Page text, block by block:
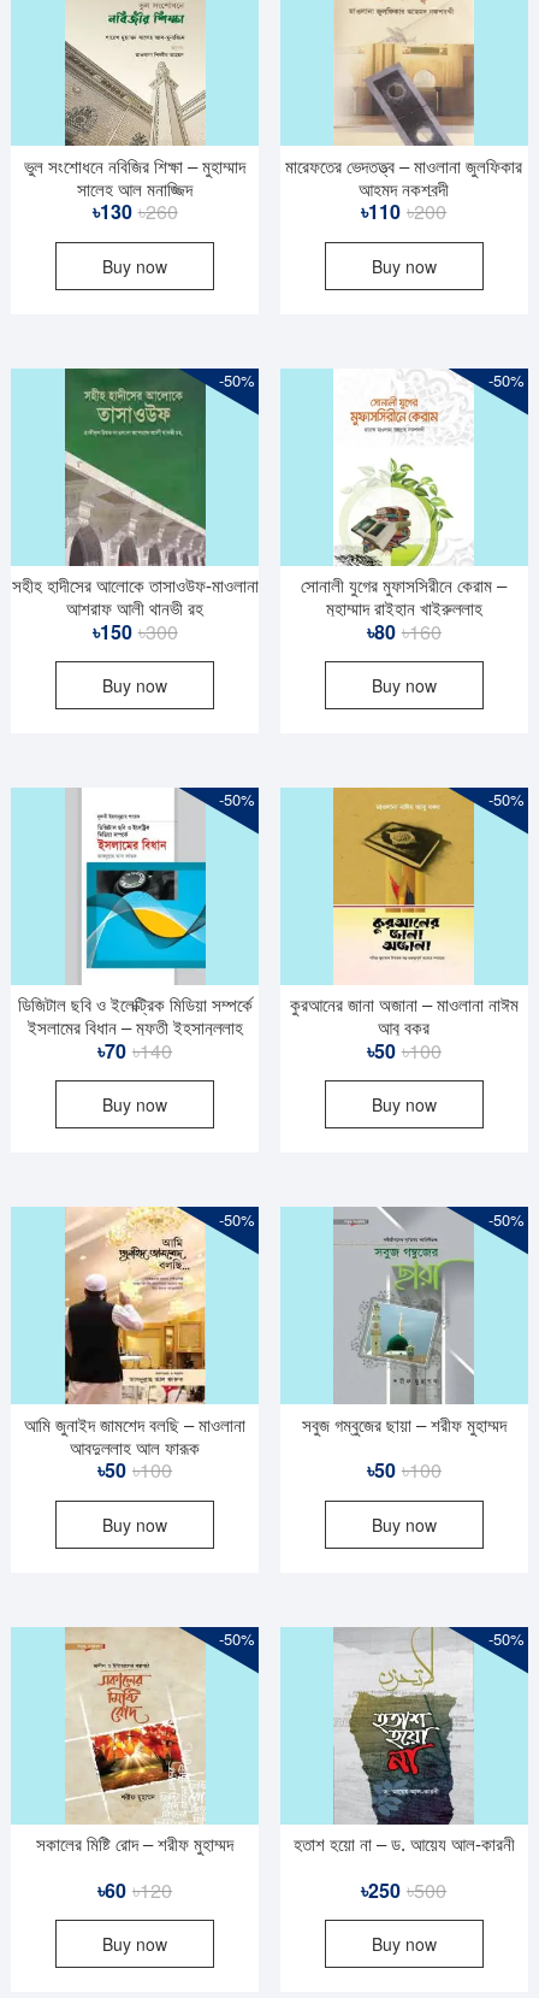
ভুল সংশোধনে নবিজির শিক্ষা – মুহাম্মাদ
সালেহ আল মুনাজ্জিদ
৳260Original
price
৳260.
৳130
Current
price
৳130.
Buy now
মারেফতের ভেদতত্ত্ব – মাওলানা জুলফিকার
আহমদ নকশবন্দী
৳200Original
price
৳200.
৳110
Current
price
৳110.
Buy now
-50%
সহীহ হাদীসের আলোকে তাসাওউফ-মাওলানা
আশরাফ আলী থানভী রহ
৳300Original
price
৳300.
৳150
Current
price
৳150.
Buy now
-50%
সোনালী যুগের মুফাসসিরীনে কেরাম –
মুহাম্মাদ রাইহান খাইরুল্লাহ
৳160Original
price
৳160.
৳80
Current
price
৳80.
Buy now
-50%
ডিজিটাল ছবি ও ইলেক্ট্রিক মিডিয়া সম্পর্কে
ইসলামের বিধান – মুফতী ইহসানুল্লাহ
শায়েক
৳140Original
price
৳140.
৳70
Current
price
৳70.
Buy now
-50%
কুরআনের জানা অজানা – মাওলানা নাঈম
আবু বকর
৳100Original
price
৳100.
৳50
Current
price
৳50.
Buy now
-50%
আমি জুনাইদ জামশেদ বলছি – মাওলানা
আবদুল্লাহ আল ফারূক
৳100Original
price
৳100.
৳50
Current
price
৳50.
Buy now
-50%
সবুজ গম্বুজের ছায়া – শরীফ মুহাম্মদ
৳100Original
price
৳100.
৳50
Current
price
৳50.
Buy now
-50%
সকালের মিষ্টি রোদ – শরীফ মুহাম্মদ
৳120Original
price
৳120.
৳60
Current
price
৳60.
Buy now
-50%
হতাশ হয়ো না – ড. আয়েয আল-কারনী
৳500Original
price
৳500.
৳250
Current
price
৳250.
Buy now